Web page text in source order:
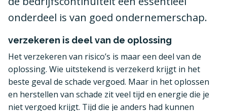
onderdeel is van goed ondernemerschap.
verzekeren is deel van de oplossing
Het verzekeren van risico’s is maar een deel van de
oplossing. Wie uitstekend is verzekerd krijgt in het
beste geval de schade vergoed. Maar in het oplossen
en herstellen van schade zit veel tijd en energie die je
niet vergoed krijgt. Tijd die je anders had kunnen